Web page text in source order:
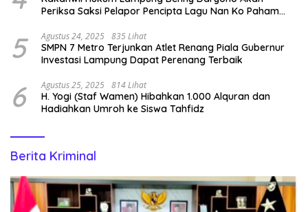
Periksa Saksi Pelapor Pencipta Lagu Nan Ko Paham
5 Agustus 24, 2025 835 Lihat
SMPN 7 Metro Terjunkan Atlet Renang Piala Gubernur
Investasi Lampung Dapat Perenang Terbaik
6 Agustus 25, 2025 814 Lihat
H. Yogi (Staf Wamen) Hibahkan 1.000 Alquran dan
Hadiahkan Umroh ke Siswa Tahfidz
Berita Kriminal